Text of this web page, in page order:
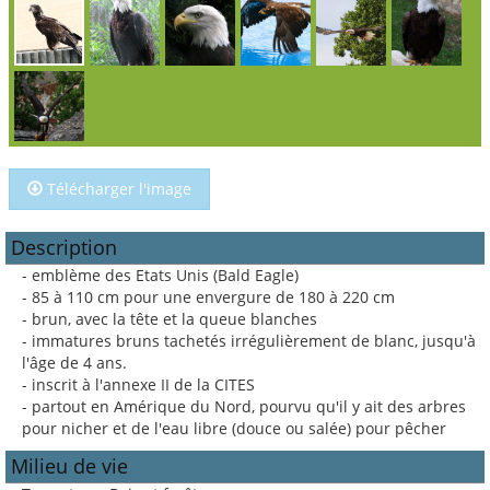
Télécharger l'image
Description
- emblème des Etats Unis (Bald Eagle)
- 85 à 110 cm pour une envergure de 180 à 220 cm
- brun, avec la tête et la queue blanches
- immatures bruns tachetés irrégulièrement de blanc, jusqu'à
l'âge de 4 ans.
- inscrit à l'annexe II de la CITES
- partout en Amérique du Nord, pourvu qu'il y ait des arbres
pour nicher et de l'eau libre (douce ou salée) pour pêcher
Milieu de vie